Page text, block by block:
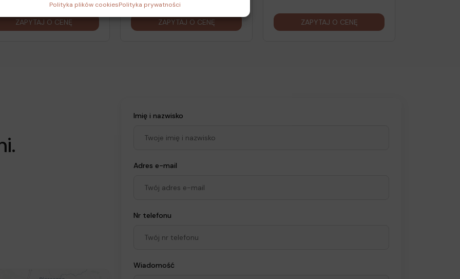
Polityka plików cookiesPolityka prywatności
ZAPYTAJ O CENĘ ZAPYTAJ O CENĘ ZAPYTAJ O CENĘ
Imię i nazwisko
Adres e-mail
Nr telefonu
Wiadomość